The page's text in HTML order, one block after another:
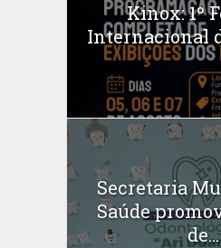
Kinox: 1º
Internacional
Secretaria
Saúde
de...